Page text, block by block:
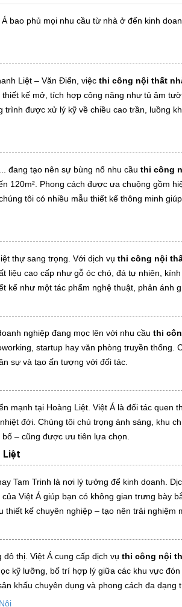
Á bao phủ mọi nhu cầu từ nhà ở đến kinh
Liệt – Văn Điển, việc thi công nội thất
kế mở, tích hợp công năng như tủ âm
được xử lý kỹ về chiều cao trần, luồng
đang tạo nên sự bùng nổ nhu cầu thi công
120m². Phong cách được ưa chuộng gồm
tôi có nhiều mẫu thiết kế thông minh
thự sang trọng. Với dịch vụ thi công nội
liệu cao cấp như gỗ óc chó, đá tự nhiên,
kế như một tác phẩm nghệ thuật, phản ánh
nghiệp đang mọc lên với nhu cầu thi
startup hay văn phòng truyền thống.
sự và tạo ấn tượng với đối tác.
mạnh tại Hoàng Liệt. Việt Á là đối tác quen
đới. Chúng tôi chú trọng ánh sáng, khu
– cũng được ưu tiên lựa chọn.
Liệt
Tam Trinh là nơi lý tưởng để kinh doanh.
của Việt Á giúp bạn có không gian trưng bày
kế chuyên nghiệp – tạo nên trải nghiệm
thị. Việt Á cung cấp dịch vụ thi công nội
kỹ lưỡng, bố trí hợp lý giữa các khu vực đón
khấu chuyên dụng và phong cách đa dạng